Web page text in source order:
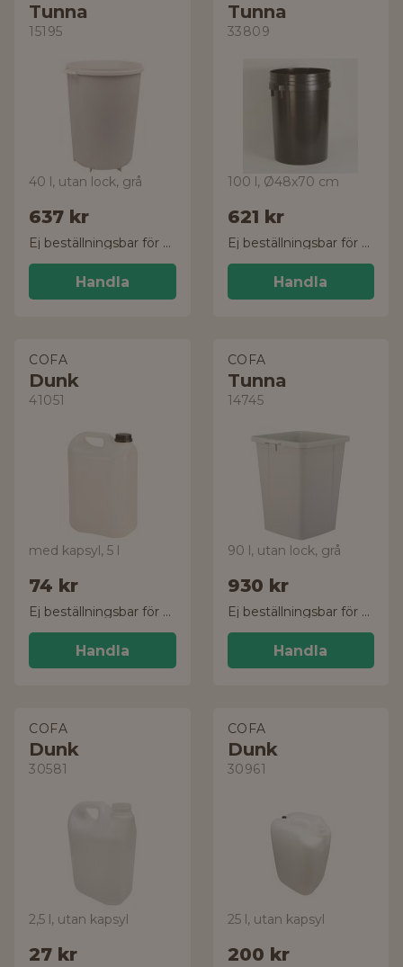
Tunna
15195
40 l, utan lock, grå
637 kr
Ej beställningsbar för tillfället
Handla
Tunna
33809
100 l, Ø48x70 cm
621 kr
Ej beställningsbar för tillfället
Handla
COFA
Dunk
41051
med kapsyl, 5 l
74 kr
Ej beställningsbar för tillfället
Handla
COFA
Tunna
14745
90 l, utan lock, grå
930 kr
Ej beställningsbar för tillfället
Handla
COFA
Dunk
30581
2,5 l, utan kapsyl
27 kr
COFA
Dunk
30961
25 l, utan kapsyl
200 kr